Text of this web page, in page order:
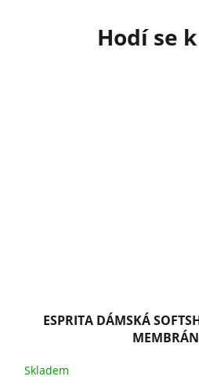
ESPRITA DÁMSKÁ
Skladem